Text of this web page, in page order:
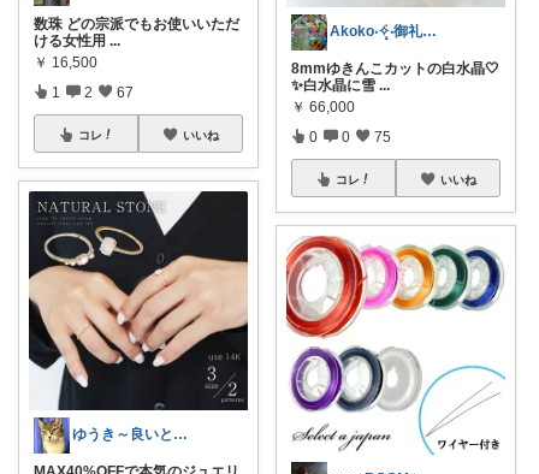
数珠 どの宗派でもお使いいただ
ける女性用 ...
￥ 16,500
1 2 67
コレ いいね
ゆうき～良いと思ったものをおすすめ～
Akoko‧✧̣̥̇‧御礼コレに♡
8mmゆきんこカットの白水晶🤍
✨白水晶に雪 ...
￥ 66,000
0 0 75
コレ いいね